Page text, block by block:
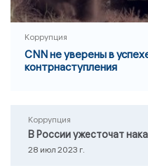
Коррупция
CNN не уверены в
контрнаступления
Коррупция
В России ужесточат
28 июл 2023 г.